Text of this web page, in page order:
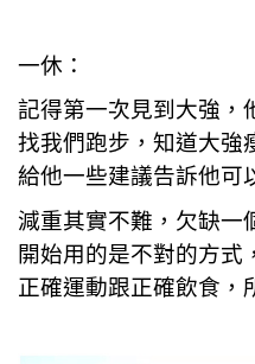
一休：
記得第一次見到大強，
找我們跑步，知道大強
給他一些建議告訴他可
減重其實不難，欠缺一
開始用的是不對的方式
正確運動跟正確飲食，